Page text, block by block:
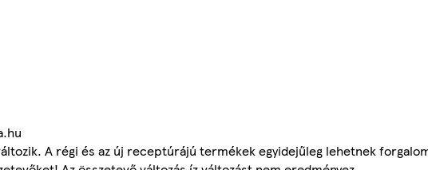
A régi és az új receptúrájú termékek egyidejűleg lehetnek